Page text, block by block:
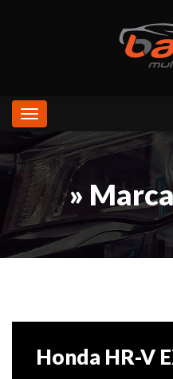
Toggle
navigation
»
Honda HR-V